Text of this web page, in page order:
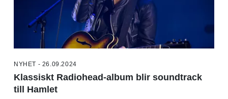
NYHET - 26.09.2024
Klassiskt Radiohead-album blir soundtrack
till Hamlet